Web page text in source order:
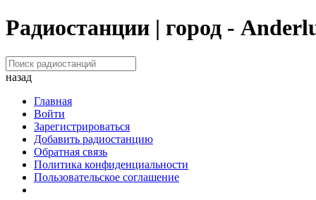
Радиостанции | город -
назад
Главная
Войти
Зарегистрироваться
Добавить радиостанцию
Обратная связь
Политика конфиденциальности
Пользовательское соглашение